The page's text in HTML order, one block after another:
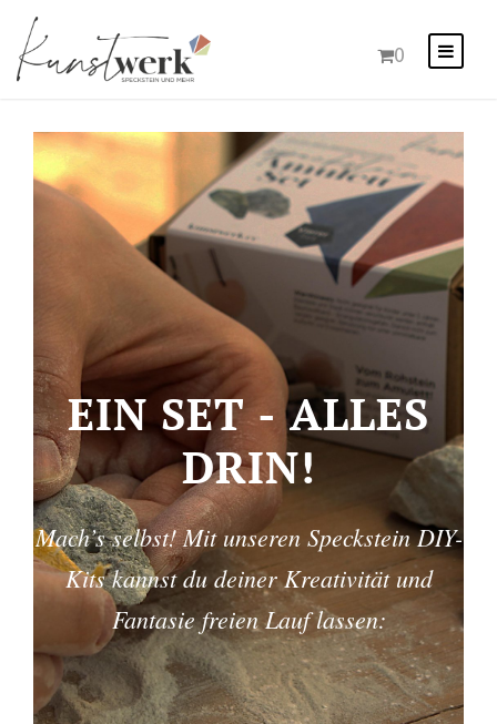
0
EIN SET - ALLES
DRIN!
Mach’s selbst! Mit unseren Speckstein DIY-
Kits kannst du deiner Kreativität und
Fantasie freien Lauf lassen: